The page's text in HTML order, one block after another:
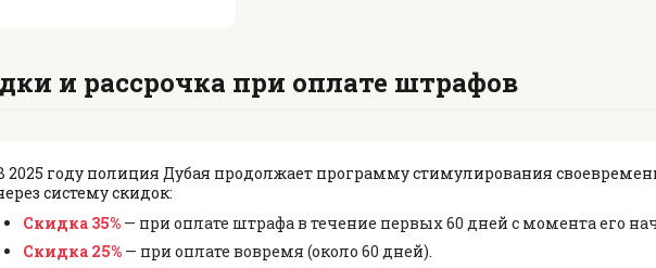
и рассрочка при оплате штрафов
2025 году полиция Дубая продолжает программу стимулирования
систему скидок:
Скидка 35%— при оплате штрафа в течение первых 60 дней с момента его
Скидка 25%— при оплате вовремя (около 60 дней).